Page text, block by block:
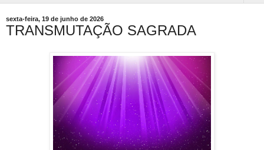
sexta-feira, 19 de junho de 2026
TRANSMUTAÇÃO SAGRADA